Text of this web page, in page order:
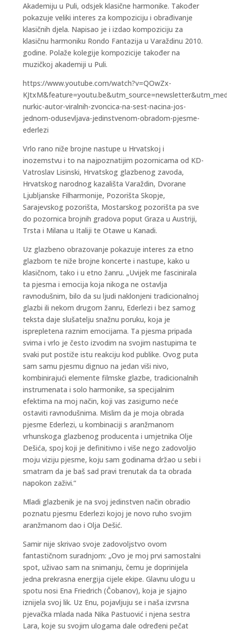
Akademiju u Puli, odsjek klasične harmonike. Također
pokazuje veliki interes za kompoziciju i obrađivanje
klasičnih djela. Napisao je i izdao kompoziciju za
klasičnu harmoniku Rondo Fantazija u Varaždinu 2010.
godine. Polaže kolegije kompozicije također na
muzičkoj akademiji u Puli.
https://www.youtube.com/watch?v=QOwZx-
nurkic-autor-viralnih-zvoncica-na-sest-nacina-jos-
jednom-odusevljava-jedinstvenom-obradom-pjesme-
ederlezi
Vrlo rano niže brojne nastupe u Hrvatskoj i
inozemstvu i to na najpoznatijim pozornicama od KD-
Vatroslav Lisinski, Hrvatskog glazbenog zavoda,
Hrvatskog narodnog kazališta Varaždin, Dvorane
Ljubljanske Filharmonije, Pozorišta Skopje,
Sarajevskog pozorišta, Mostarskog pozorišta pa sve
do pozornica brojnih gradova poput Graza u Austriji,
Trsta i Milana u Italiji te Otawe u Kanadi.
Uz glazbeno obrazovanje pokazuje interes za etno
glazbom te niže brojne koncerte i nastupe, kako u
klasičnom, tako i u etno žanru. „Uvijek me fascinirala
ta pjesma i emocija koja nikoga ne ostavlja
ravnodušnim, bilo da su ljudi naklonjeni tradicionalnoj
glazbi ili nekom drugom žanru, Ederlezi i bez samog
teksta daje slušatelju snažnu poruku, koja je
isprepletena raznim emocijama. Ta pjesma pripada
svima i vrlo je često izvodim na svojim nastupima te
svaki put postiže istu reakciju kod publike. Ovog puta
sam samu pjesmu dignuo na jedan viši nivo,
kombinirajući elemente filmske glazbe, tradicionalnih
instrumenata i solo harmonike, sa specijalnim
efektima na moj način, koji vas zasigurno neće
ostaviti ravnodušnima. Mislim da je moja obrada
pjesme Ederlezi, u kombinaciji s aranžmanom
vrhunskoga glazbenog producenta i umjetnika Olje
Dešića, spoj koji je definitivno i više nego zadovoljio
moju viziju pjesme, koju sam godinama držao u sebi i
smatram da je baš sad pravi trenutak da ta obrada
napokon zaživi.“
Mladi glazbenik je na svoj jedinstven način obradio
poznatu pjesmu Ederlezi kojoj je novo ruho svojim
aranžmanom dao i Olja Dešić.
Samir nije skrivao svoje zadovoljstvo ovom
fantastičnom suradnjom: „Ovo je moj prvi samostalni
spot, uživao sam na snimanju, čemu je doprinijela
jedna prekrasna energija cijele ekipe. Glavnu ulogu u
spotu nosi Ena Friedrich (Čobanov), koja je sjajno
iznijela svoj lik. Uz Enu, pojavljuju se i naša izvrsna
pjevačka mlada nada Nika Pastuović i njena sestra
Lara, koje su svojim ulogama dale određeni pečat